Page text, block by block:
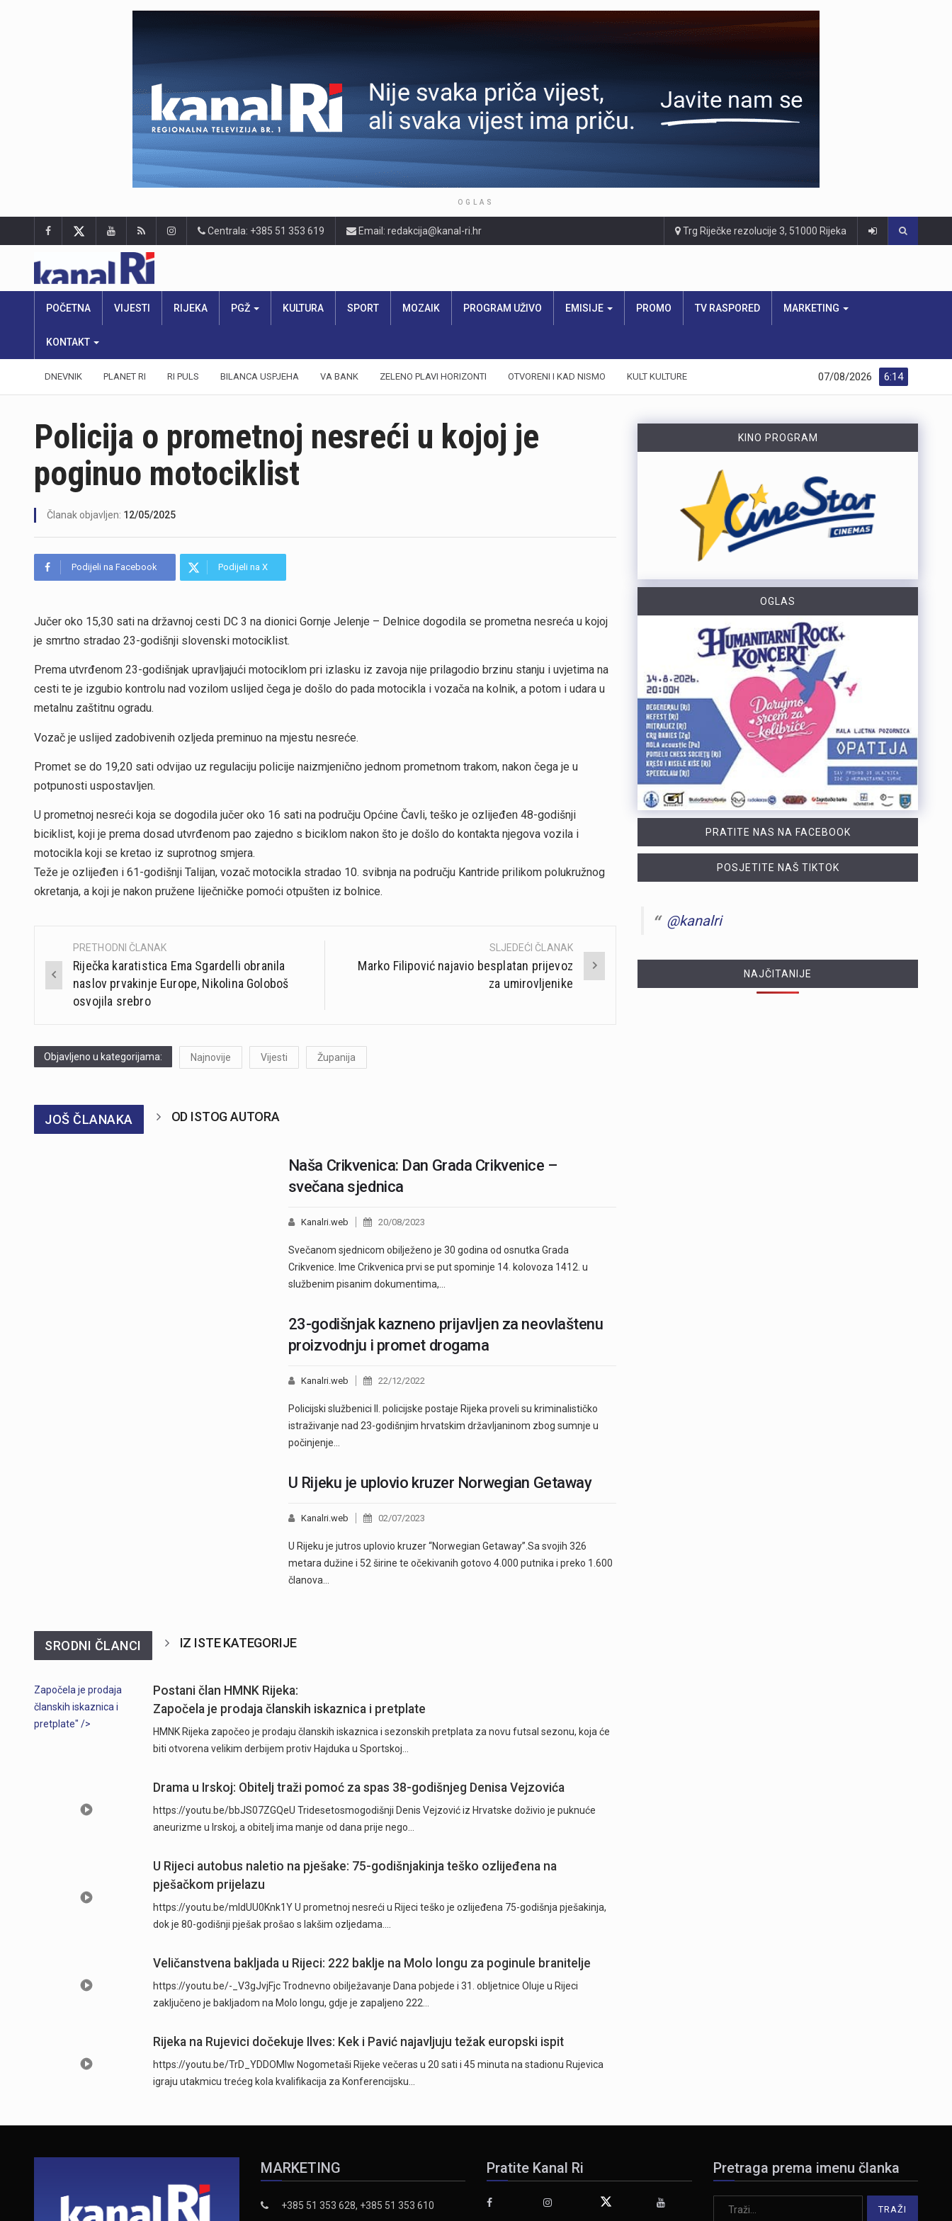
OGLAS
Centrala: +385 51 353 619 Email: redakcija@kanal-ri.hr Trg Riječke rezolucije 3, 51000 Rijeka
POČETNA VIJESTI RIJEKA PGŽ KULTURA SPORT MOZAIK PROGRAM UŽIVO EMISIJE PROMO TV RASPORED MARKETING
KONTAKT
DNEVNIK PLANET RI RI PULS BILANCA USPJEHA VA BANK ZELENO PLAVI HORIZONTI OTVORENI I KAD NISMO KULT KULTURE 6:14
07/08/2026
Policija o prometnoj nesreći u kojoj je
poginuo motociklist
Članak objavljen: 12/05/2025
Podijeli na Facebook Podijeli na X
Jučer oko 15,30 sati na državnoj cesti DC 3 na dionici Gornje Jelenje – Delnice dogodila se prometna nesreća u kojoj
je smrtno stradao 23-godišnji slovenski motociklist.
Prema utvrđenom 23-godišnjak upravljajući motociklom pri izlasku iz zavoja nije prilagodio brzinu stanju i uvjetima na
cesti te je izgubio kontrolu nad vozilom uslijed čega je došlo do pada motocikla i vozača na kolnik, a potom i udara u
metalnu zaštitnu ogradu.
Vozač je uslijed zadobivenih ozljeda preminuo na mjestu nesreće.
Promet se do 19,20 sati odvijao uz regulaciju policije naizmjenično jednom prometnom trakom, nakon čega je u
potpunosti uspostavljen.
U prometnoj nesreći koja se dogodila jučer oko 16 sati na području Općine Čavli, teško je ozlijeđen 48-godišnji
biciklist, koji je prema dosad utvrđenom pao zajedno s biciklom nakon što je došlo do kontakta njegova vozila i
motocikla koji se kretao iz suprotnog smjera.
Teže je ozlijeđen i 61-godišnji Talijan, vozač motocikla stradao 10. svibnja na području Kantride prilikom polukružnog
okretanja, a koji je nakon pružene liječničke pomoći otpušten iz bolnice.
Post
navigation
PRETHODNI ČLANAK
Riječka karatistica Ema Sgardelli obranila
naslov prvakinje Europe, Nikolina Goloboš
osvojila srebro
SLJEDEĆI ČLANAK
Marko Filipović najavio besplatan prijevoz
za umirovljenike
Objavljeno u kategorijama: Najnovije Vijesti Županija
JOŠ ČLANAKA OD ISTOG AUTORA
Naša Crikvenica: Dan Grada Crikvenice –
svečana sjednica
Kanalri.web 20/08/2023
Svečanom sjednicom obilježeno je 30 godina od osnutka Grada
Crikvenice. Ime Crikvenica prvi se put spominje 14. kolovoza 1412. u
službenim pisanim dokumentima,…
23-godišnjak kazneno prijavljen za neovlaštenu
proizvodnju i promet drogama
Kanalri.web 22/12/2022
Policijski službenici II. policijske postaje Rijeka proveli su kriminalističko
istraživanje nad 23-godišnjim hrvatskim državljaninom zbog sumnje u
počinjenje…
U Rijeku je uplovio kruzer Norwegian Getaway
Kanalri.web 02/07/2023
U Rijeku je jutros uplovio kruzer “Norwegian Getaway”.Sa svojih 326
metara dužine i 52 širine te očekivanih gotovo 4.000 putnika i preko 1.600
članova…
SRODNI ČLANCI IZ ISTE KATEGORIJE
Započela je prodaja
članskih iskaznica i
pretplate" />
Postani član HMNK Rijeka:
Započela je prodaja članskih iskaznica i pretplate
HMNK Rijeka započeo je prodaju članskih iskaznica i sezonskih pretplata za novu futsal sezonu, koja će
biti otvorena velikim derbijem protiv Hajduka u Sportskoj…
Drama u Irskoj: Obitelj traži pomoć za spas 38-godišnjeg Denisa Vejzovića
https://youtu.be/bbJS07ZGQeU Tridesetosmogodišnji Denis Vejzović iz Hrvatske doživio je puknuće
aneurizme u Irskoj, a obitelj ima manje od dana prije nego…
U Rijeci autobus naletio na pješake: 75-godišnjakinja teško ozlijeđena na
pješačkom prijelazu
https://youtu.be/mldUU0Knk1Y U prometnoj nesreći u Rijeci teško je ozlijeđena 75-godišnja pješakinja,
dok je 80-godišnji pješak prošao s lakšim ozljedama.…
Veličanstvena bakljada u Rijeci: 222 baklje na Molo longu za poginule branitelje
https://youtu.be/-_V3gJvjFjc Trodnevno obilježavanje Dana pobjede i 31. obljetnice Oluje u Rijeci
zaključeno je bakljadom na Molo longu, gdje je zapaljeno 222…
Rijeka na Rujevici dočekuje Ilves: Kek i Pavić najavljuju težak europski ispit
https://youtu.be/TrD_YDDOMIw Nogometaši Rijeke večeras u 20 sati i 45 minuta na stadionu Rujevica
igraju utakmicu trećeg kola kvalifikacija za Konferencijsku…
KINO PROGRAM
OGLAS
PRATITE NAS NA FACEBOOK
POSJETITE NAŠ TIKTOK
@kanalri
NAJČITANIJE
MARKETING
+385 51 353 628, +385 51 353 610
Pratite Kanal Ri Pretraga prema imenu članka